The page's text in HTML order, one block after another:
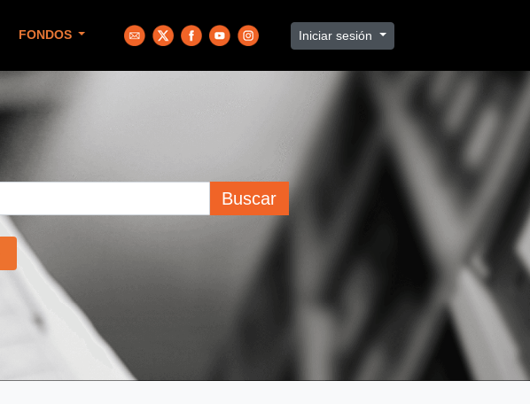
FONDOS Iniciar sesión
Buscar